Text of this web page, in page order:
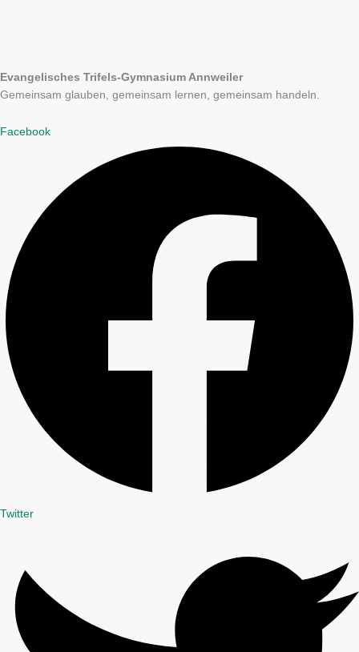
Evangelisches Trifels-Gymnasium Annweiler
Gemeinsam glauben, gemeinsam lernen, gemeinsam handeln.
Facebook
Twitter